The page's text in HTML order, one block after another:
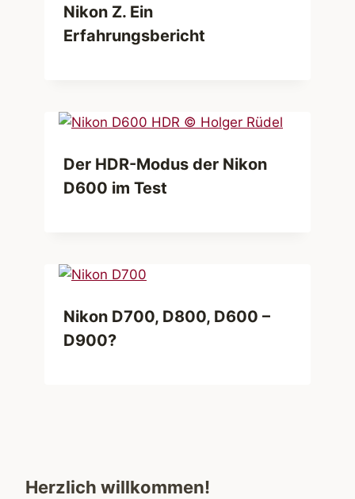
Nikon Z. Ein
Erfahrungsbericht
Der HDR-Modus der Nikon
D600 im Test
Nikon D700, D800, D600 –
D900?
Herzlich willkommen!